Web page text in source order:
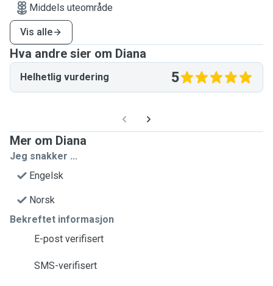
Middels uteområde
Vis alle
Hva andre sier om Diana
Helhetlig vurdering 5
Mer om Diana
Jeg snakker ...
Engelsk
Norsk
Bekreftet informasjon
E-post verifisert
SMS-verifisert